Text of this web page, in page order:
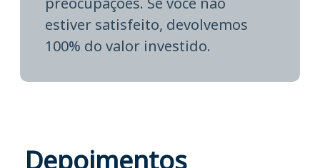
estiver satisfeito, devolvemos
100% do valor investido.
Depoimentos